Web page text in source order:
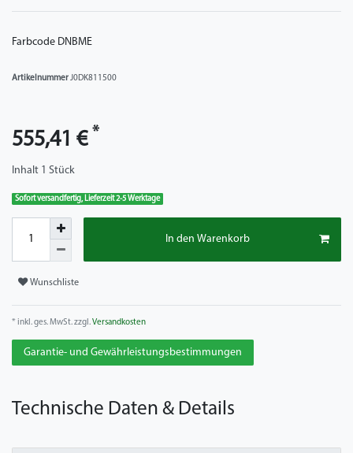
Farbcode DNBME
ArtikelnummerJ0DK811500
555,41 € *
Inhalt 1 Stück
Sofort versandfertig, Lieferzeit 2-5 Werktage
In den Warenkorb
Wunschliste
* inkl. ges. MwSt. zzgl.Versandkosten
Garantie- und Gewährleistungsbestimmungen
Technische Daten & Details